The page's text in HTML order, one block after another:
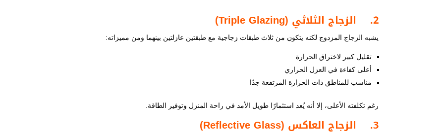
2. الزجاج الثلاثي (Triple Glazing
)
يشبه الزجاج المزدوج لكنه يتكون من ثلاث طبقات زجاجية مع طبقتين عازلتين بينهما ومن مميزاته:
تقليل كبير لاختراق الحرارة
أعلى كفاءة في العزل الحراري
مناسب للمناطق ذات الحرارة المرتفعة جدًا
رغم تكلفته الأعلى، إلا أنه يُعد استثمارًا طويل الأمد في راحة المنزل وتوفير الطاقة.
3. الزجاج العاكس (Reflective Glass
)